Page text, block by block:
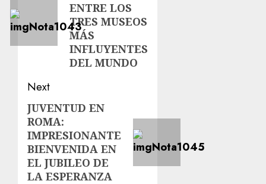
ENTRE LOS
TRES MUSEOS
MÁS
INFLUYENTES
DEL MUNDO
Next
JUVENTUD EN
ROMA:
IMPRESIONANTE
BIENVENIDA EN
EL JUBILEO DE
LA ESPERANZA